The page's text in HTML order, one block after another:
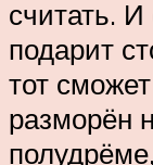
считать. И
подарит
тот
разморён